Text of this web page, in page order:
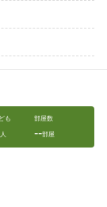
気ポットなどを
な時間に食事を
ますので、急い
ください。
蔵庫などは共用
も
人
部屋数
--部屋